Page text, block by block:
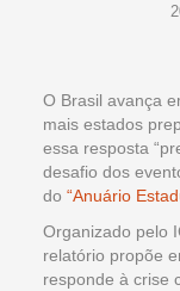
O Brasil avança
mais estados
essa resposta
desafio dos
do “Anuário
Organizado pelo
relatório propõe
responde à crise